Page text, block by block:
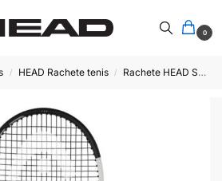
0
/ HEAD Rachete tenis / Rachete HEAD SPEED